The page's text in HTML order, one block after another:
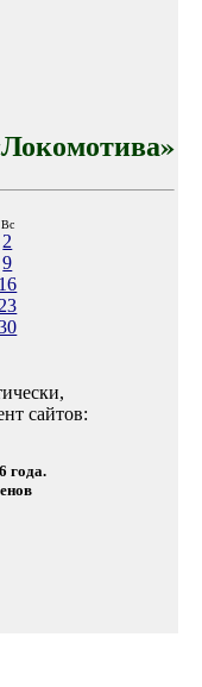
Вс
2
9
16
23
сайтов:
года.